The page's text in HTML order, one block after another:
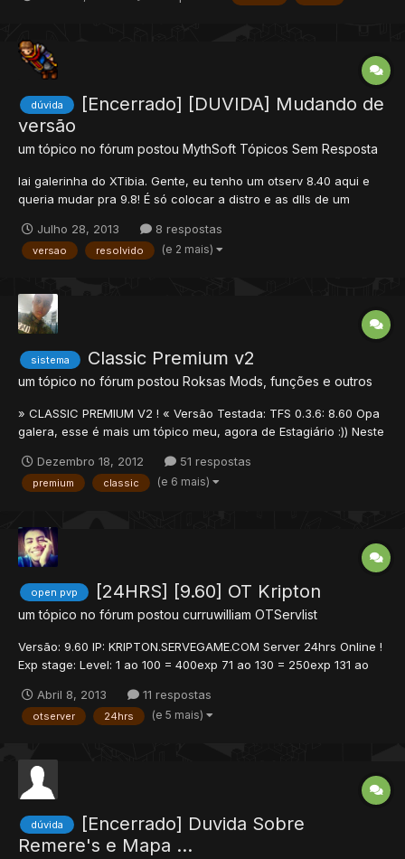
dúvida
[Encerrado] [DUVIDA] Mudando de
versão
um tópico no fórum postou MythSoft Tópicos Sem Resposta
Iai galerinha do XTibia. Gente, eu tenho um otserv 8.40 aqui e
queria mudar pra 9.8! É só colocar a distro e as dlls de um
Julho 28, 2013
8 respostas
versao resolvido (e 2 mais)
sistema Classic Premium v2
um tópico no fórum postou Roksas Mods, funções e outros
» CLASSIC PREMIUM V2 ! « Versão Testada: TFS 0.3.6: 8.60 Opa
galera, esse é mais um tópico meu, agora de Estagiário :)) Neste
algumas coisas de base do Perfect System (by Vodkart), agora
contém: • GOD pode checar qu...
Dezembro 18, 2012 51 respostas
premium classic (e 6 mais)
open pvp [24HRS] [9.60] OT Kripton
um tópico no fórum postou curruwilliam OTServlist
Versão: 9.60 IP: KRIPTON.SERVEGAME.COM Server 24hrs Online !
Exp stage: Level: 1 ao 100 = 400exp 71 ao 130 = 250exp 131 ao
400 = 40exp 401 ao 500 = 20exp 501 em diante = 10exp >
Quests especiais com NPCs > Arena PvP...
Abril 8, 2013 11 respostas
otserver 24hrs (e 5 mais)
dúvida
[Encerrado] Duvida Sobre
Remere's e Mapa ...